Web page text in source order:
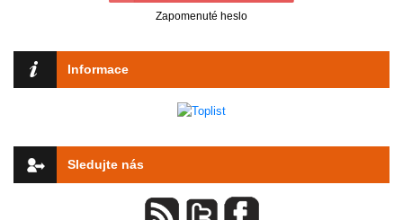
Zapomenuté heslo
Informace
Sledujte nás